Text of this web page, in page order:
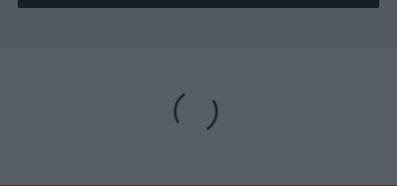
obligatorios están marcados con*